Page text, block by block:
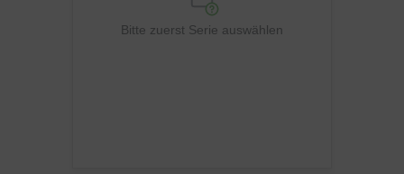
Bitte zuerst Serie auswählen